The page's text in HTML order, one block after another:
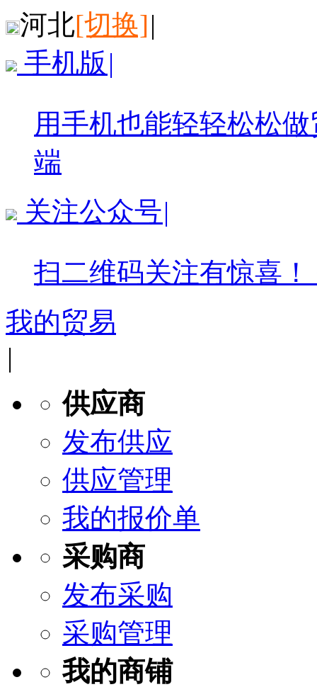
河北[切换]|
手机版 |
用手机也能轻轻松松
端
关注公众号|
扫二维码关注有惊喜！
我的贸易
|
供应商
发布供应
供应管理
我的报价单
采购商
发布采购
采购管理
我的商铺